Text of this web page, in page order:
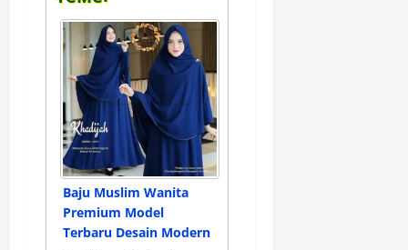
Baju Muslim Wanita
Premium Model
Terbaru Desain Modern